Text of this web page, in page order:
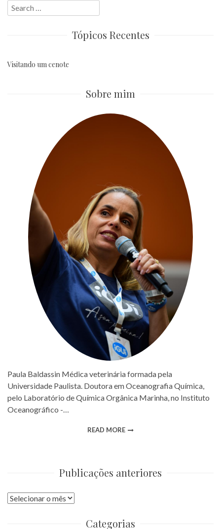
Search
for:
Tópicos Recentes
Visitando um cenote
Sobre mim
Paula Baldassin Médica veterinária formada pela
Universidade Paulista. Doutora em Oceanografia Química,
pelo Laboratório de Química Orgânica Marinha, no Instituto
Oceanográfico -…
READ MORE
Publicações anteriores
Publicações
Categorias